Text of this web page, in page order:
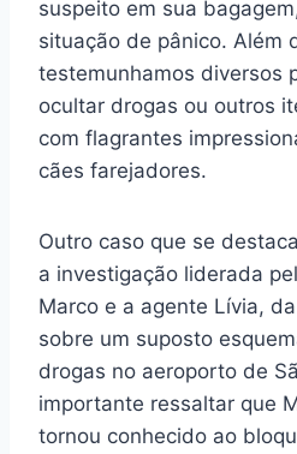
suspeito em sua
situação de pânico. Além
testemunhamos diversos
ocultar drogas ou outros
com flagrantes
cães farejadores.
Outro caso que se
a investigação liderada
Marco e a agente Lívia,
sobre um suposto
drogas no aeroporto de
importante ressaltar que
tornou conhecido ao